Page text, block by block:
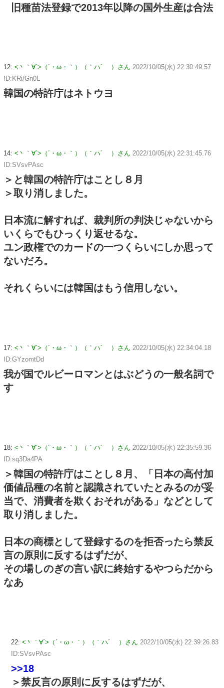
旧種苗法登録で2013年以降の国外生産は合法
12: <丶｀∀´>（´・ω・｀）（｀ハ´ ）さん 2022/10/05(水) 22:30:49.57
ID:KRi/Gn0L
韓国の特許庁はネトウヨ
14: <丶｀∀´>（´・ω・｀）（｀ハ´ ）さん 2022/10/05(水) 22:31:45.76
ID:SVsvPAsc
＞と韓国の特許庁はことし８月
＞取り消しました。
日本流に解すれば、裁判所の判決じゃないから
いくらでもひっくり返せるな。
ユン政権でのカードの一つくらいにしか思って
ないだろ。
それくらいには韓国はもう信用しない。
17: <丶｀∀´>（´・ω・｀）（｀ハ´ ）さん 2022/10/05(水) 22:34:04.18
ID:GYzomtDd
我が国でルビーロマンとはぶどうの一般名詞で
す
18: <丶｀∀´>（´・ω・｀）（｀ハ´ ）さん 2022/10/05(水) 22:35:59.36
ID:sq3Da4PA
＞韓国の特許庁はことし８月、「日本の高付加
価値品種の名前と認識されていたとみるのが妥
当で、消費者を欺くおそれがある」などとして
取り消しました。
日本の商標として登録するのを拒否ったら禁反
言の原則に反するはずだが、
その場しのぎの言い訳に終始するやつらだから
なあ
22: <丶｀∀´>（´・ω・｀）（｀ハ´ ）さん 2022/10/05(水) 22:39:26.83
ID:SVsvPAsc
>>18
＞禁反言の原則に反するはずだが、